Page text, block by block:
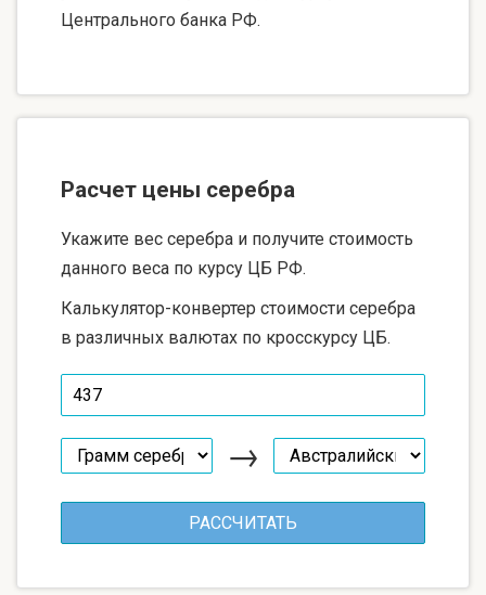
Центрального банка РФ.
Расчет цены серебра
Укажите вес серебра и получите стоимость
данного веса по курсу ЦБ РФ.
Калькулятор-конвертер стоимости серебра
в различных валютах по кросскурсу ЦБ.
→